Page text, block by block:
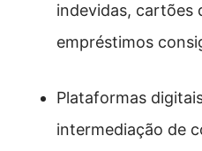
indevidas, cartões
empréstimos
Plataformas
intermediação de